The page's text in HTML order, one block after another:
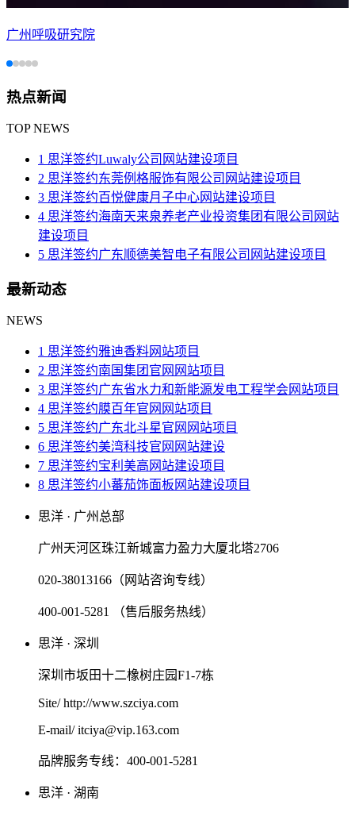
广州呼吸研究院
热点新闻
TOP NEWS
1 思洋签约Luwaly公司网站建设项目
2 思洋签约东莞例格服饰有限公司网站建设项目
3 思洋签约百悦健康月子中心​网站建设项目
4 思洋签约海南天来泉养老产业投资集团有限公司网站
建设项目
5 思洋签约广东顺德美智电子有限公司网站建设项目
最新动态
NEWS
1 思洋签约雅迪香料网站项目
2 思洋签约南国集团官网网站项目
3 思洋签约广东省水力和新能源发电工程学会网站项目
4 思洋签约膜百年官网网站项目
5 思洋签约广东北斗星官网网站项目
6 思洋签约美湾科技官网网站建设
7 思洋签约宝利美高网站建设项目
8 思洋签约小蕃茄饰面板网站建设项目
思洋 · 广州总部
广州天河区珠江新城富力盈力大厦北塔2706
020-38013166（网站咨询专线）
400-001-5281 （售后服务热线）
思洋 · 深圳
深圳市坂田十二橡树庄园F1-7栋
Site/ http://www.szciya.com
E-mail/ itciya@vip.163.com
品牌服务专线：400-001-5281
思洋 · 湖南